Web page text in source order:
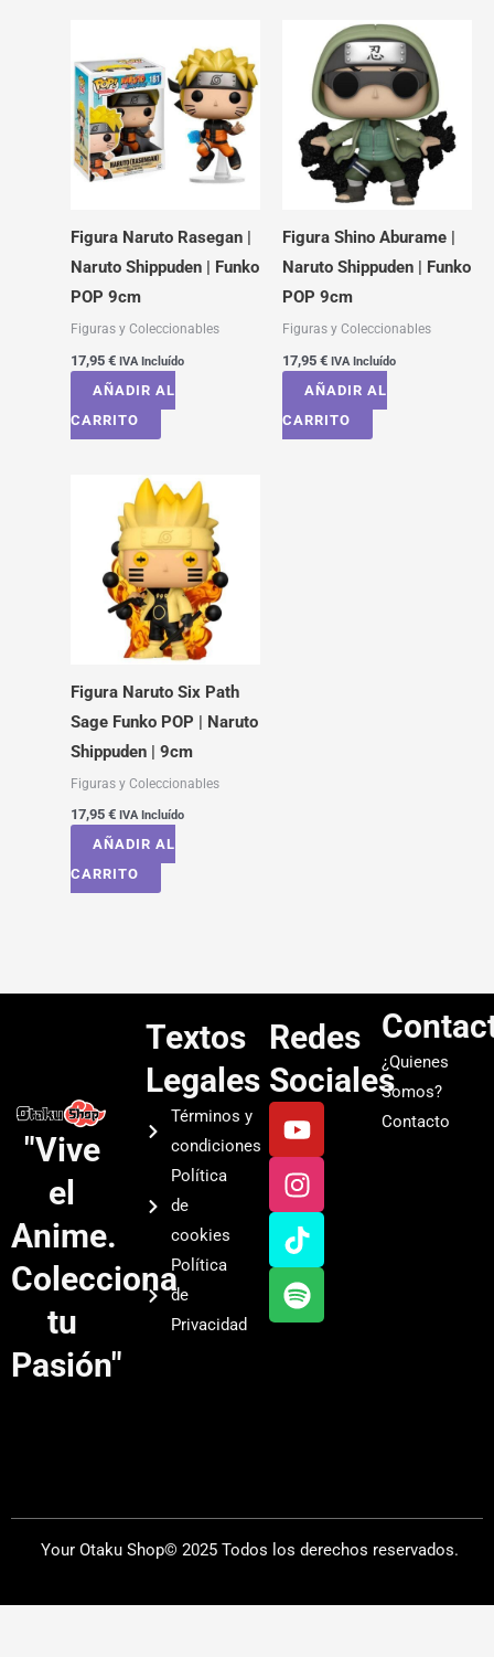
Figura Naruto Rasegan |
Naruto Shippuden | Funko
POP 9cm
Figuras y Coleccionables
17,95 € IVA Incluído
AÑADIR AL
CARRITO
Figura Shino Aburame |
Naruto Shippuden | Funko
POP 9cm
Figuras y Coleccionables
17,95 € IVA Incluído
AÑADIR AL
CARRITO
Figura Naruto Six Path
Sage Funko POP | Naruto
Shippuden | 9cm
Figuras y Coleccionables
17,95 € IVA Incluído
AÑADIR AL
CARRITO
"Vive
el
Anime.
Colecciona
tu
Pasión"
Textos
Legales
Términos y
condiciones
Política
de
cookies
Política
de
Privacidad
Redes
Sociales
Y
o
u
t
u
b
e
I
n
s
t
a
g
r
a
T
i
k
t
o
k
S
p
o
t
i
f
y
¿Quienes
Somos?
Contacto
Your Otaku Shop© 2025 Todos los derechos reservados.